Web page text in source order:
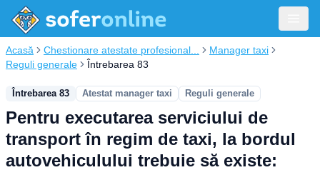
Acasă Chestionare atestate profesional...
Manager taxi
Reguli generale
Întrebarea 83
Întrebarea 83 Atestat manager taxi Reguli generale
Pentru executarea serviciului de
transport în regim de taxi, la bordul
autovehiculului trebuie să existe: